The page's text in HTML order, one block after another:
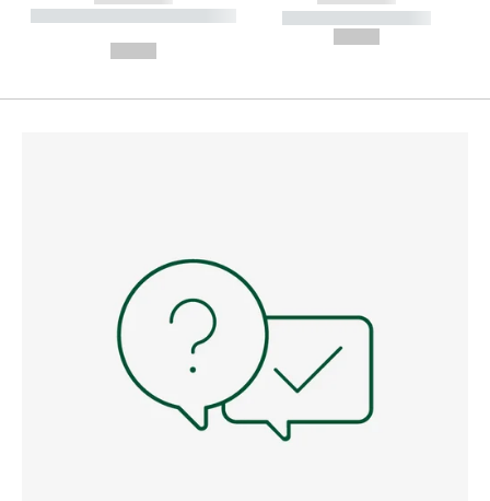
----------- ----------- --------
----------- -----------